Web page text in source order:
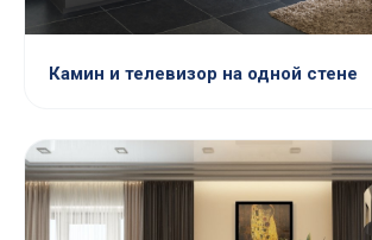
Камин и телевизор на одной стене